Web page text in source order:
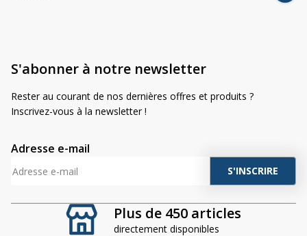
Plus de 450 articles
directement disponibles
S'abonner à notre newsletter
Rester au courant de nos dernières offres et produits ?
Inscrivez-vous à la newsletter !
Adresse e-mail
A
t